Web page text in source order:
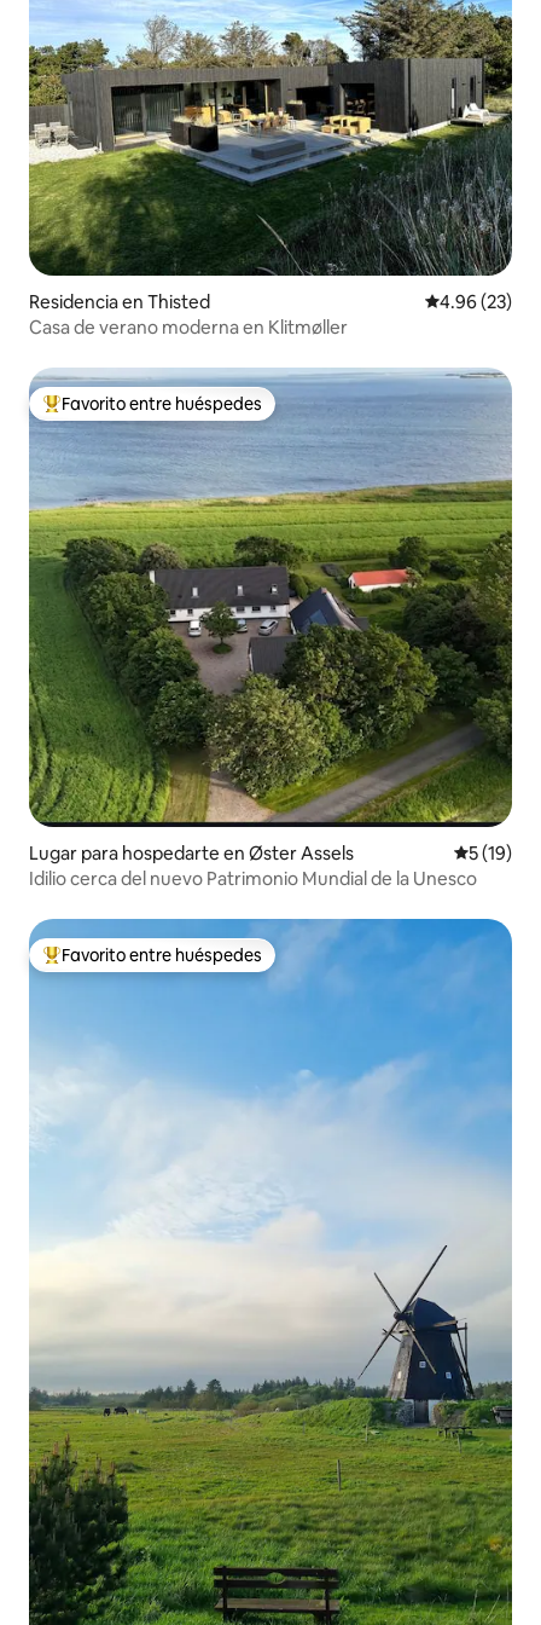
Residencia en Thisted Calificación
4.96 (23)
Casa de verano moderna en Klitmøller
De los mejores en Favorito entre huéspedes
Favorito entre huéspedes
Lugar para hospedarte en Øster Assels
5 (19)
Idilio cerca del nuevo Patrimonio Mundial de la Unesco
De los mejores en Favorito entre huéspedes
Favorito entre huéspedes